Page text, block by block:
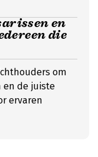
en
die
om
en de juiste
ervaren